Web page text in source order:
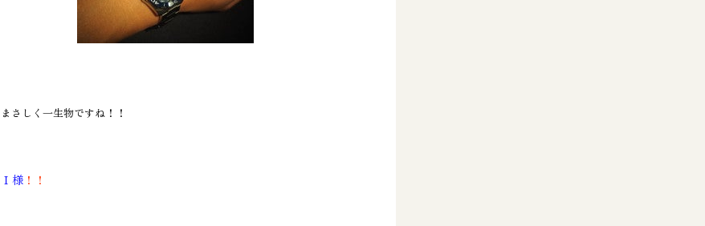
まさしく一生物ですね！！
Ｉ様 ！！